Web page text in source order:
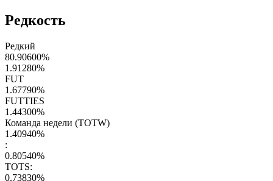
Редкость
Редкий
80.90600%
1.91280%
FUT
1.67790%
FUTTIES
1.44300%
Команда недели (TOTW)
1.40940%
:
0.80540%
TOTS:
0.73830%